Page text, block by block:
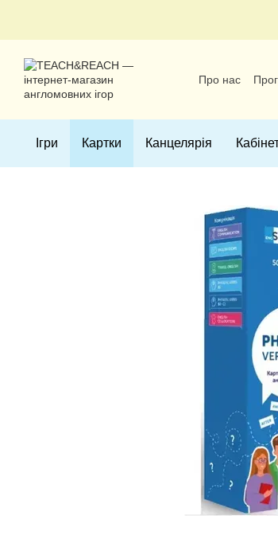
Про нас
Ігри Картки Канцелярія